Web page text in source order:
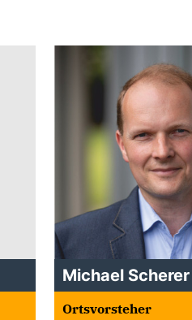
Michael Scherer
Ortsvorsteher